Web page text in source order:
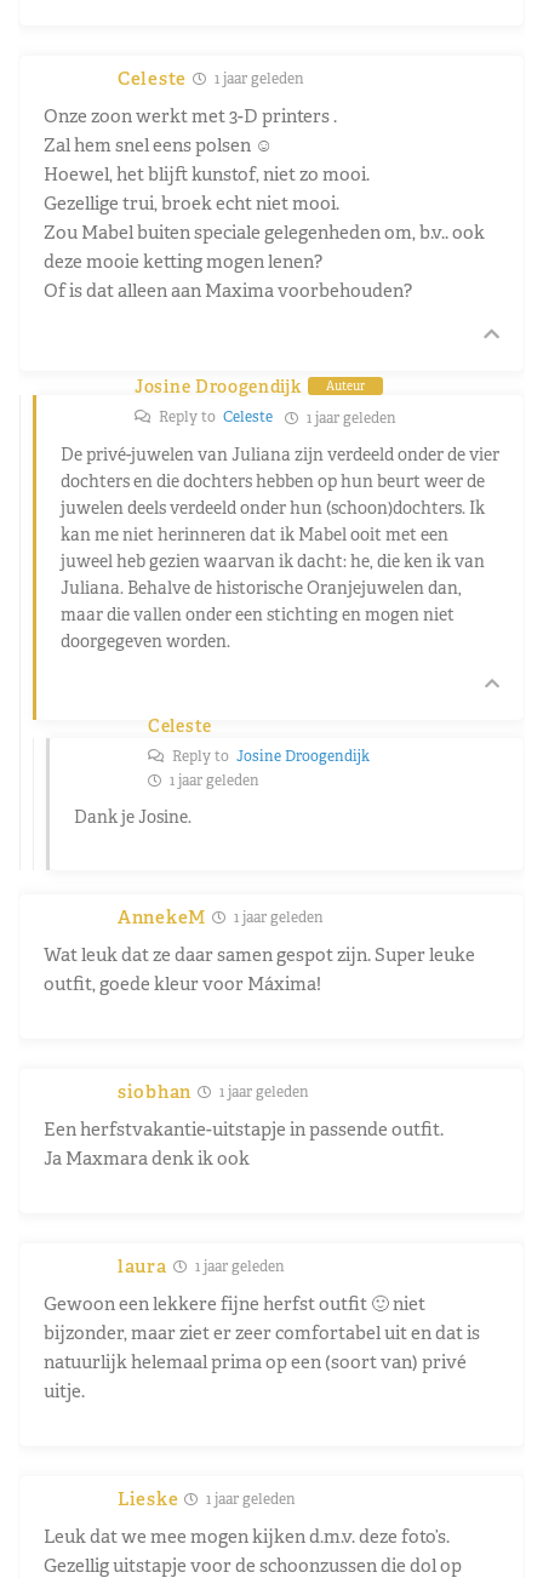
Celeste 1 jaar geleden
Onze zoon werkt met 3-D printers .
Zal hem snel eens polsen ☺️
Hoewel, het blijft kunstof, niet zo mooi.
Gezellige trui, broek echt niet mooi.
Zou Mabel buiten speciale gelegenheden om, b.v.. ook
deze mooie ketting mogen lenen?
Of is dat alleen aan Maxima voorbehouden?
Josine Droogendijk Auteur
Reply to Celeste 1 jaar geleden
De privé-juwelen van Juliana zijn verdeeld onder de vier
dochters en die dochters hebben op hun beurt weer de
juwelen deels verdeeld onder hun (schoon)dochters. Ik
kan me niet herinneren dat ik Mabel ooit met een
juweel heb gezien waarvan ik dacht: he, die ken ik van
Juliana. Behalve de historische Oranjejuwelen dan,
maar die vallen onder een stichting en mogen niet
doorgegeven worden.
Celeste
Reply to Josine Droogendijk
1 jaar geleden
Dank je Josine.
AnnekeM 1 jaar geleden
Wat leuk dat ze daar samen gespot zijn. Super leuke
outfit, goede kleur voor Máxima!
siobhan 1 jaar geleden
Een herfstvakantie-uitstapje in passende outfit.
Ja Maxmara denk ik ook
laura 1 jaar geleden
Gewoon een lekkere fijne herfst outfit 🙂 niet
bijzonder, maar ziet er zeer comfortabel uit en dat is
natuurlijk helemaal prima op een (soort van) privé
uitje.
Lieske 1 jaar geleden
Leuk dat we mee mogen kijken d.m.v. deze foto’s.
Gezellig uitstapje voor de schoonzussen die dol op